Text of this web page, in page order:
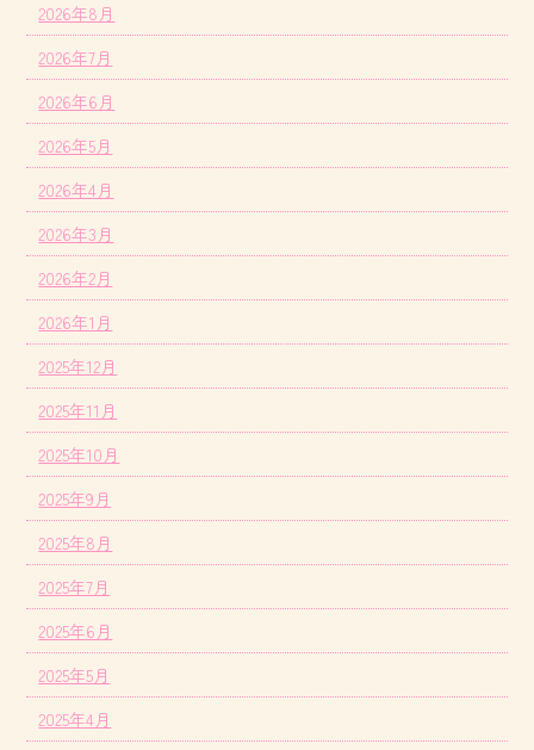
2026年8月
2026年7月
2026年6月
2026年5月
2026年4月
2026年3月
2026年2月
2026年1月
2025年12月
2025年11月
2025年10月
2025年9月
2025年8月
2025年7月
2025年6月
2025年5月
2025年4月